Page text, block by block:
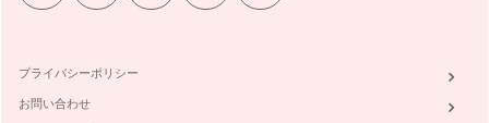
プライバシーポリシー
お問い合わせ